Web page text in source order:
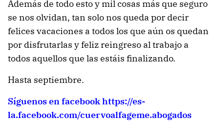
Además de todo esto y mil cosas más que seguro
se nos olvidan, tan solo nos queda por decir
felices vacaciones a todos los que aún os quedan
por disfrutarlas y feliz reingreso al trabajo a
todos aquellos que las estáis finalizando.
Hasta septiembre.
Síguenosen facebook https://es-
la.facebook.com/cuervoalfageme.abogados